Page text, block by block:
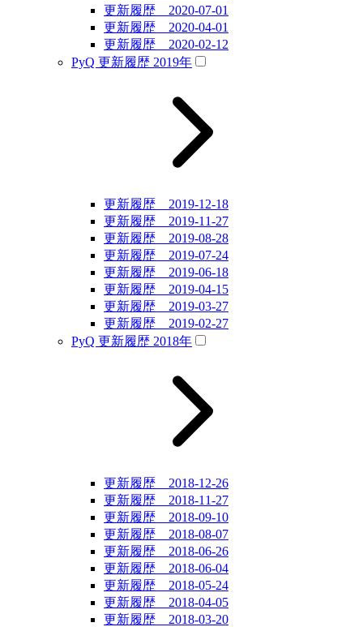
更新履歴 2020-07-01
更新履歴 2020-04-01
更新履歴 2020-02-12
PyQ 更新履歴 2019年
更新履歴 2019-12-18
更新履歴 2019-11-27
更新履歴 2019-08-28
更新履歴 2019-07-24
更新履歴 2019-06-18
更新履歴 2019-04-15
更新履歴 2019-03-27
更新履歴 2019-02-27
PyQ 更新履歴 2018年
更新履歴 2018-12-26
更新履歴 2018-11-27
更新履歴 2018-09-10
更新履歴 2018-08-07
更新履歴 2018-06-26
更新履歴 2018-06-04
更新履歴 2018-05-24
更新履歴 2018-04-05
更新履歴 2018-03-20